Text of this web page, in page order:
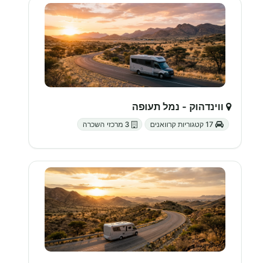
ווינדהוק - נמל תעופה